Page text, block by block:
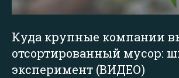
Куда крупные компании
отсортированный мусор:
эксперимент (ВИДЕО)